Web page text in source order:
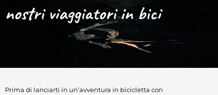
nostri viaggiatori in bici
Prima di lanciarti in un’avventura in bicicletta con